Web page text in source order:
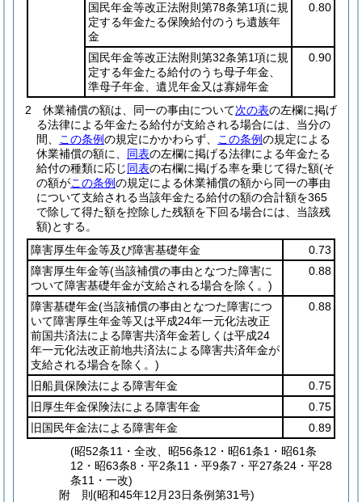
国民年金等改正法附則第78条第1項に規
定する年金たる保険給付のうち遺族年
金
0.80
国民年金等改正法附則第32条第1項に規
定する年金たる給付のうち母子年金、
準母子年金、遺児年金又は寡婦年金
0.90
2 休業補償の額は、同一の事由について次の表の左欄に掲げ
る法律による年金たる給付が支給される場合には、当分の
間、
この条例の規定にかかわらず、 この条例の規定による
休業補償の額に、 同表の左欄に掲げる法律による年金たる
給付の種類に応じ同表の右欄に掲げる率を乗じて得た額(そ
の額がこの条例の規定による休業補償の額から同一の事由
について支給される当該年金たる給付の額の合計額を365
で除して得た額を控除した残額を下回る場合には、当該残
額)とする。
障害厚生年金等及び障害基礎年金
0.73
障害厚生年金等(当該補償の事由となつた障害に
ついて障害基礎年金が支給される場合を除く。)
0.88
障害基礎年金(当該補償の事由となつた障害につ
いて障害厚生年金等又は平成24年一元化法改正
前国共済法による障害共済年金若しくは平成24
年一元化法改正前地共済法による障害共済年金が
支給される場合を除く。)
0.88
旧船員保険法による障害年金
0.75
旧厚生年金保険法による障害年金
0.75
旧国民年金法による障害年金
0.89
(昭52条11・全改、昭56条12・昭61条1・昭61条
12・昭63条8・平2条11・平9条7・平27条24・平28
条11・一改)
附 則(昭和45年12月23日条例第31号)